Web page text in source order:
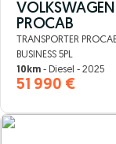
PROCAB
TRANSPORTER
BUSINESS 5PL
10km - Diesel - 2025
51 990 €